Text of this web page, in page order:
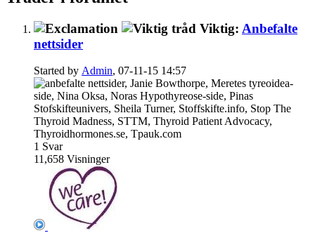
Viktig: Anbefalte
nettsider
Started by Admin, 07-11-15 14:57
1 Svar
11,658 Visninger